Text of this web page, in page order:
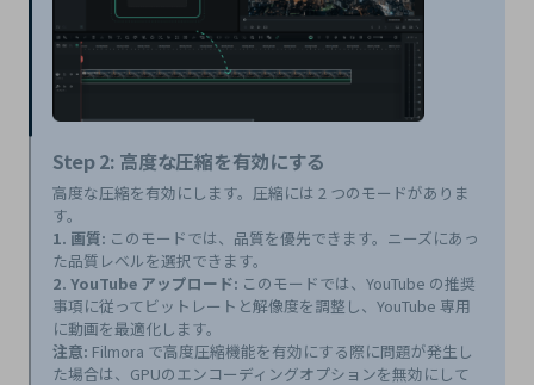
Step 2: 高度な圧縮を有効にする
高度な圧縮を有効にします。圧縮には 2 つのモードがありま
す。
1. 画質: このモードでは、品質を優先できます。ニーズにあっ
た品質レベルを選択できます。
2. YouTube アップロード: このモードでは、YouTube の推奨
事項に従ってビットレートと解像度を調整し、YouTube 専用
に動画を最適化します。
注意: Filmora で高度圧縮機能を有効にする際に問題が発生し
た場合は、GPUのエンコーディングオプションを無効にして